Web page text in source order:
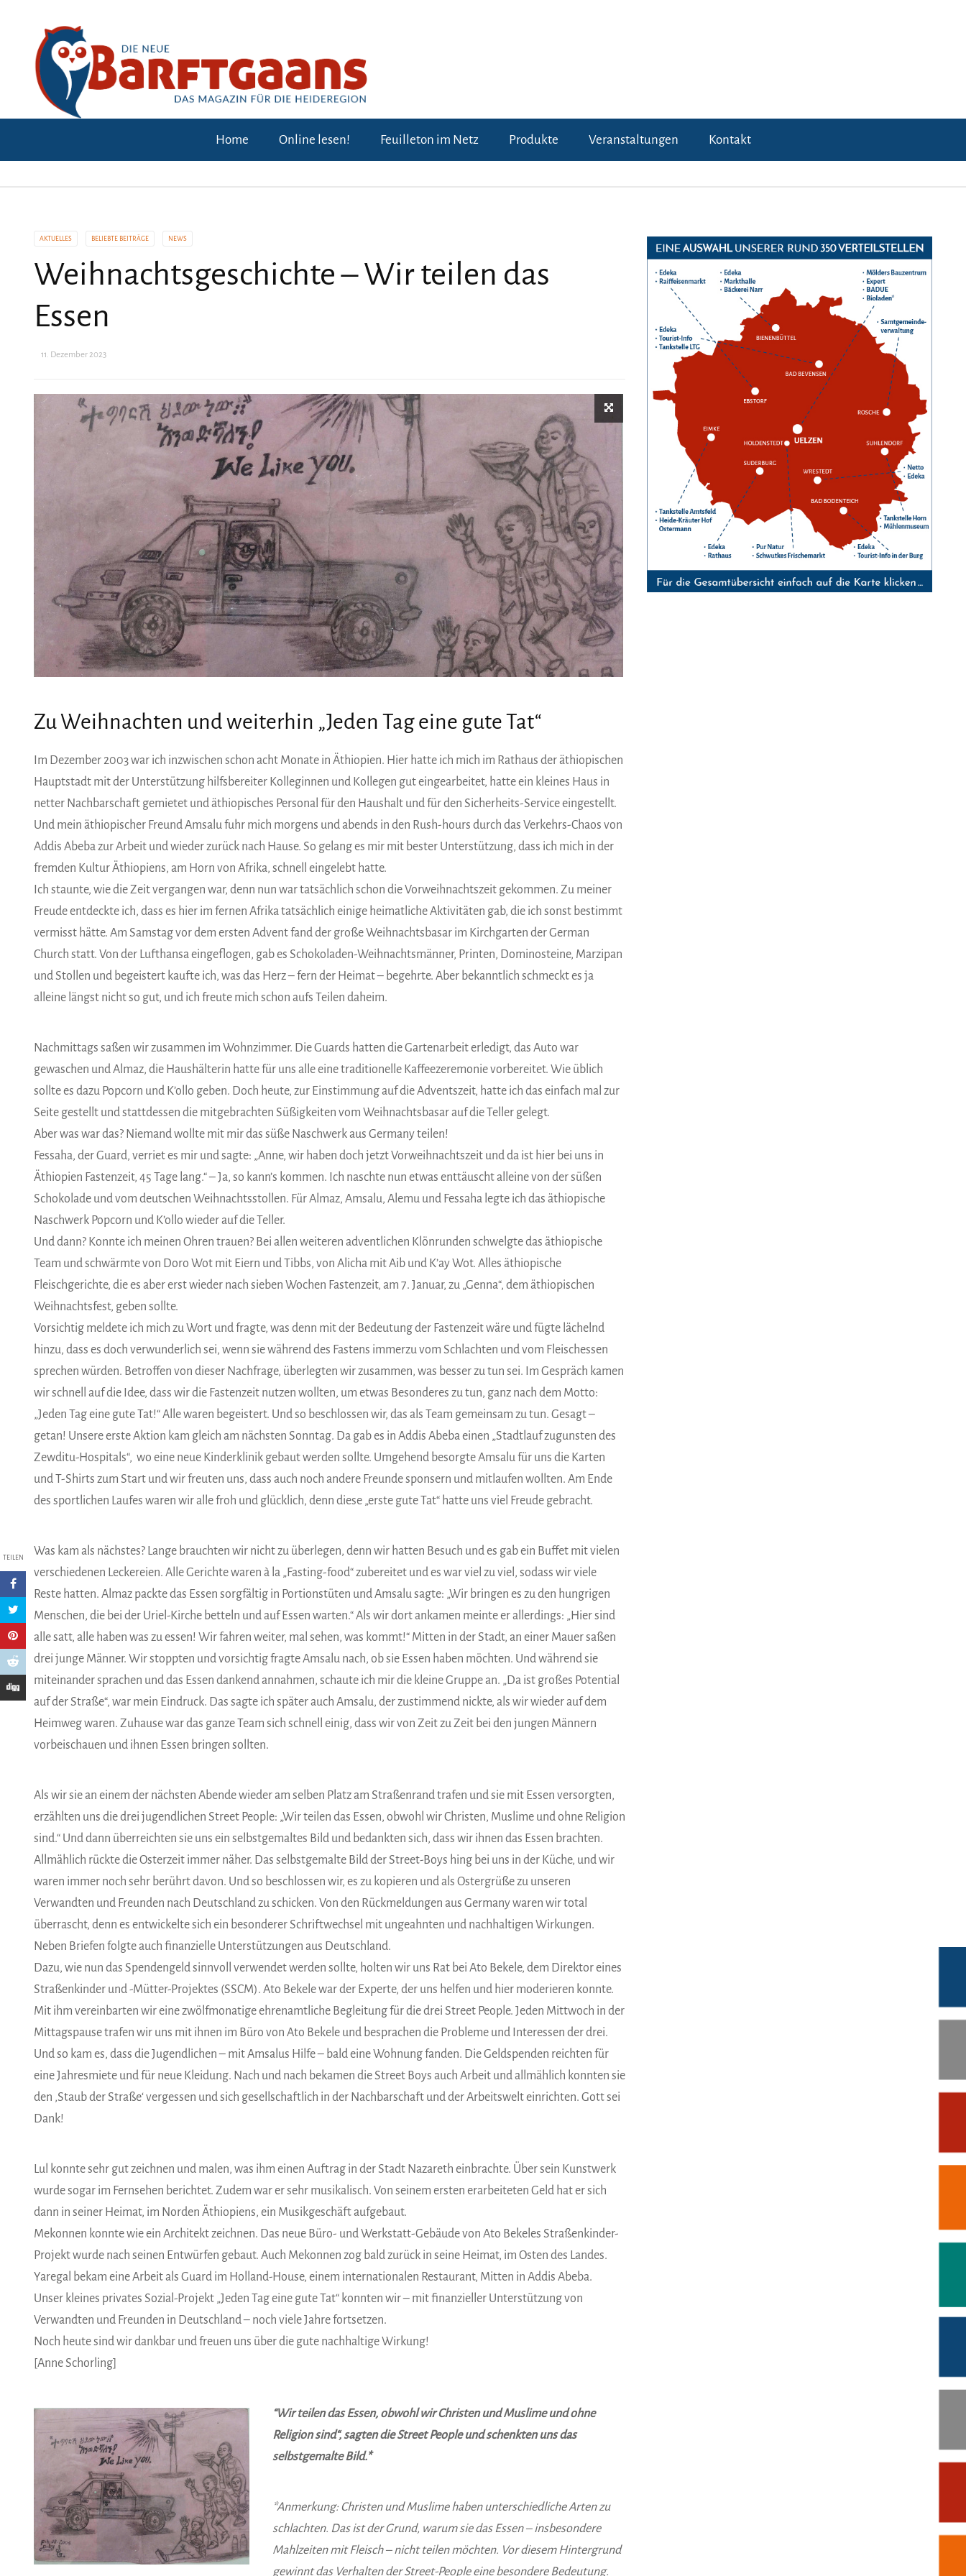
Home Online lesen! Feuilleton im Netz Produkte Veranstaltungen Kontakt
AKTUELLES BELIEBTE BEITRÄGE NEWS
Weihnachtsgeschichte – Wir teilen das
Essen
11. Dezember 2023
TEILEN
Zu Weihnachten und weiterhin „Jeden Tag eine gute Tat“
Im Dezember 2003 war ich inzwischen schon acht Monate in Äthiopien. Hier hatte ich mich im Rathaus der äthiopischen
Hauptstadt mit der Unterstützung hilfsbereiter Kolleginnen und Kollegen gut eingearbeitet, hatte ein kleines Haus in
netter Nachbarschaft gemietet und äthiopisches Personal für den Haushalt und für den Sicherheits-Service eingestellt.
Und mein äthiopischer Freund Amsalu fuhr mich morgens und abends in den Rush-hours durch das Verkehrs-Chaos von
Addis Abeba zur Arbeit und wieder zurück nach Hause. So gelang es mir mit bester Unterstützung, dass ich mich in der
fremden Kultur Äthiopiens, am Horn von Afrika, schnell eingelebt hatte.
Ich staunte, wie die Zeit vergangen war, denn nun war tatsächlich schon die Vorweihnachtszeit gekommen. Zu meiner
Freude entdeckte ich, dass es hier im fernen Afrika tatsächlich einige heimatliche Aktivitäten gab, die ich sonst bestimmt
vermisst hätte. Am Samstag vor dem ersten Advent fand der große Weihnachtsbasar im Kirchgarten der German
Church statt. Von der Lufthansa eingeflogen, gab es Schokoladen-Weihnachtsmänner, Printen, Dominosteine, Marzipan
und Stollen und begeistert kaufte ich, was das Herz – fern der Heimat – begehrte. Aber bekanntlich schmeckt es ja
alleine längst nicht so gut, und ich freute mich schon aufs Teilen daheim.
Nachmittags saßen wir zusammen im Wohnzimmer. Die Guards hatten die Gartenarbeit erledigt, das Auto war
gewaschen und Almaz, die Haushälterin hatte für uns alle eine traditionelle Kaffeezeremonie vorbereitet. Wie üblich
sollte es dazu Popcorn und K’ollo geben. Doch heute, zur Einstimmung auf die Adventszeit, hatte ich das einfach mal zur
Seite gestellt und stattdessen die mitgebrachten Süßigkeiten vom Weihnachtsbasar auf die Teller gelegt.
Aber was war das? Niemand wollte mit mir das süße Naschwerk aus Germany teilen!
Fessaha, der Guard, verriet es mir und sagte: „Anne, wir haben doch jetzt Vorweihnachtszeit und da ist hier bei uns in
Äthiopien Fastenzeit, 45 Tage lang.“ – Ja, so kann’s kommen. Ich naschte nun etwas enttäuscht alleine von der süßen
Schokolade und vom deutschen Weihnachtsstollen. Für Almaz, Amsalu, Alemu und Fessaha legte ich das äthiopische
Naschwerk Popcorn und K’ollo wieder auf die Teller.
Und dann? Konnte ich meinen Ohren trauen? Bei allen weiteren adventlichen Klönrunden schwelgte das äthiopische
Team und schwärmte von Doro Wot mit Eiern und Tibbs, von Alicha mit Aib und K’ay Wot. Alles äthiopische
Fleischgerichte, die es aber erst wieder nach sieben Wochen Fastenzeit, am 7. Januar, zu „Genna“, dem äthiopischen
Weihnachtsfest, geben sollte.
Vorsichtig meldete ich mich zu Wort und fragte, was denn mit der Bedeutung der Fastenzeit wäre und fügte lächelnd
hinzu, dass es doch verwunderlich sei, wenn sie während des Fastens immerzu vom Schlachten und vom Fleischessen
sprechen würden. Betroffen von dieser Nachfrage, überlegten wir zusammen, was besser zu tun sei. Im Gespräch kamen
wir schnell auf die Idee, dass wir die Fastenzeit nutzen wollten, um etwas Besonderes zu tun, ganz nach dem Motto:
„Jeden Tag eine gute Tat!“ Alle waren begeistert. Und so beschlossen wir, das als Team gemeinsam zu tun. Gesagt –
getan! Unsere erste Aktion kam gleich am nächsten Sonntag. Da gab es in Addis Abeba einen „Stadtlauf zugunsten des
Zewditu-Hospitals“, wo eine neue Kinderklinik gebaut werden sollte. Umgehend besorgte Amsalu für uns die Karten
und T-Shirts zum Start und wir freuten uns, dass auch noch andere Freunde sponsern und mitlaufen wollten. Am Ende
des sportlichen Laufes waren wir alle froh und glücklich, denn diese „erste gute Tat“ hatte uns viel Freude gebracht.
Was kam als nächstes? Lange brauchten wir nicht zu überlegen, denn wir hatten Besuch und es gab ein Buffet mit vielen
verschiedenen Leckereien. Alle Gerichte waren à la „Fasting-food“ zubereitet und es war viel zu viel, sodass wir viele
Reste hatten. Almaz packte das Essen sorgfältig in Portionstüten und Amsalu sagte: „Wir bringen es zu den hungrigen
Menschen, die bei der Uriel-Kirche betteln und auf Essen warten.“ Als wir dort ankamen meinte er allerdings: „Hier sind
alle satt, alle haben was zu essen! Wir fahren weiter, mal sehen, was kommt!“ Mitten in der Stadt, an einer Mauer saßen
drei junge Männer. Wir stoppten und vorsichtig fragte Amsalu nach, ob sie Essen haben möchten. Und während sie
miteinander sprachen und das Essen dankend annahmen, schaute ich mir die kleine Gruppe an. „Da ist großes Potential
auf der Straße“, war mein Eindruck. Das sagte ich später auch Amsalu, der zustimmend nickte, als wir wieder auf dem
Heimweg waren. Zuhause war das ganze Team sich schnell einig, dass wir von Zeit zu Zeit bei den jungen Männern
vorbeischauen und ihnen Essen bringen sollten.
Als wir sie an einem der nächsten Abende wieder am selben Platz am Straßenrand trafen und sie mit Essen versorgten,
erzählten uns die drei jugendlichen Street People: „Wir teilen das Essen, obwohl wir Christen, Muslime und ohne Religion
sind.“ Und dann überreichten sie uns ein selbstgemaltes Bild und bedankten sich, dass wir ihnen das Essen brachten.
Allmählich rückte die Osterzeit immer näher. Das selbstgemalte Bild der Street-Boys hing bei uns in der Küche, und wir
waren immer noch sehr berührt davon. Und so beschlossen wir, es zu kopieren und als Ostergrüße zu unseren
Verwandten und Freunden nach Deutschland zu schicken. Von den Rückmeldungen aus Germany waren wir total
überrascht, denn es entwickelte sich ein besonderer Schriftwechsel mit ungeahnten und nachhaltigen Wirkungen.
Neben Briefen folgte auch finanzielle Unterstützungen aus Deutschland.
Dazu, wie nun das Spendengeld sinnvoll verwendet werden sollte, holten wir uns Rat bei Ato Bekele, dem Direktor eines
Straßenkinder und -Mütter-Projektes (SSCM). Ato Bekele war der Experte, der uns helfen und hier moderieren konnte.
Mit ihm vereinbarten wir eine zwölfmonatige ehrenamtliche Begleitung für die drei Street People. Jeden Mittwoch in der
Mittagspause trafen wir uns mit ihnen im Büro von Ato Bekele und besprachen die Probleme und Interessen der drei.
Und so kam es, dass die Jugendlichen – mit Amsalus Hilfe – bald eine Wohnung fanden. Die Geldspenden reichten für
eine Jahresmiete und für neue Kleidung. Nach und nach bekamen die Street Boys auch Arbeit und allmählich konnten sie
den ‚Staub der Straße‘ vergessen und sich gesellschaftlich in der Nachbarschaft und der Arbeitswelt einrichten. Gott sei
Dank!
Lul konnte sehr gut zeichnen und malen, was ihm einen Auftrag in der Stadt Nazareth einbrachte. Über sein Kunstwerk
wurde sogar im Fernsehen berichtet. Zudem war er sehr musikalisch. Von seinem ersten erarbeiteten Geld hat er sich
dann in seiner Heimat, im Norden Äthiopiens, ein Musikgeschäft aufgebaut.
Mekonnen konnte wie ein Architekt zeichnen. Das neue Büro- und Werkstatt-Gebäude von Ato Bekeles Straßenkinder-
Projekt wurde nach seinen Entwürfen gebaut. Auch Mekonnen zog bald zurück in seine Heimat, im Osten des Landes.
Yaregal bekam eine Arbeit als Guard im Holland-House, einem internationalen Restaurant, Mitten in Addis Abeba.
Unser kleines privates Sozial-Projekt „Jeden Tag eine gute Tat“ konnten wir – mit finanzieller Unterstützung von
Verwandten und Freunden in Deutschland – noch viele Jahre fortsetzen.
Noch heute sind wir dankbar und freuen uns über die gute nachhaltige Wirkung!
[Anne Schorling]
“Wir teilen das Essen, obwohl wir Christen und Muslime und ohne
Religion sind“, sagten die Street People und schenkten uns das
selbstgemalte Bild.*
*Anmerkung: Christen und Muslime haben unterschiedliche Arten zu
schlachten. Das ist der Grund, warum sie das Essen – insbesondere
Mahlzeiten mit Fleisch – nicht teilen möchten. Vor diesem Hintergrund
gewinnt das Verhalten der Street-People eine besondere Bedeutung.